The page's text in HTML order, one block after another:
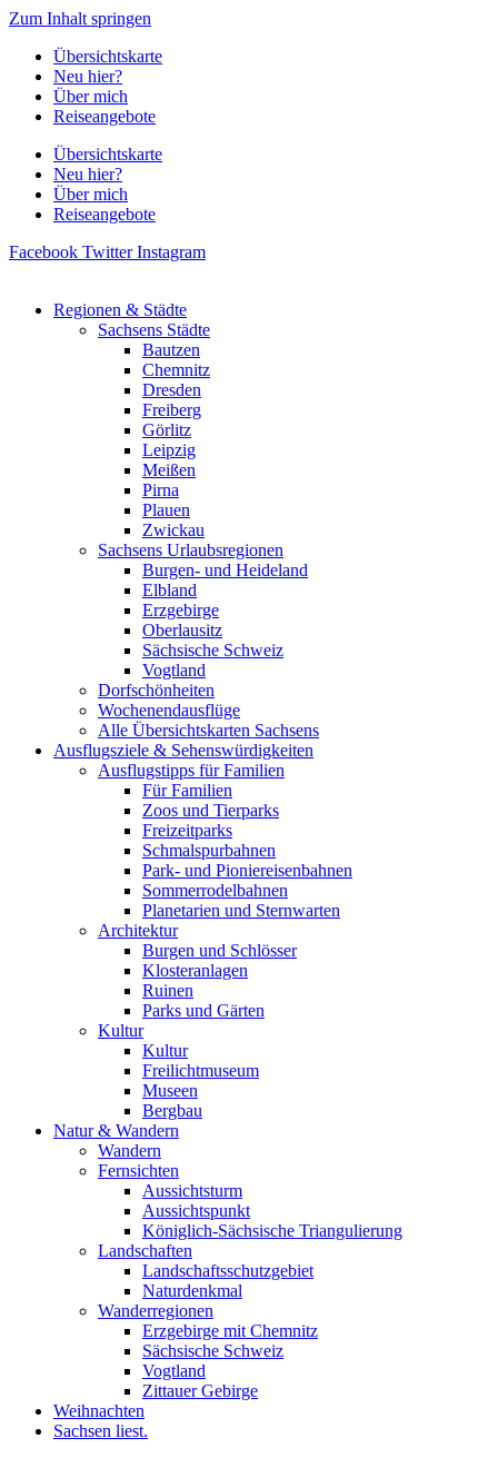
Zum Inhalt springen
Übersichtskarte
Neu hier?
Über mich
Reiseangebote
Übersichtskarte
Neu hier?
Über mich
Reiseangebote
Facebook Twitter Instagram
Regionen & Städte
Sachsens Städte
Bautzen
Chemnitz
Dresden
Freiberg
Görlitz
Leipzig
Meißen
Pirna
Plauen
Zwickau
Sachsens Urlaubsregionen
Burgen- und Heideland
Elbland
Erzgebirge
Oberlausitz
Sächsische Schweiz
Vogtland
Dorfschönheiten
Wochenendausflüge
Alle Übersichtskarten Sachsens
Ausflugsziele & Sehenswürdigkeiten
Ausflugstipps für Familien
Für Familien
Zoos und Tierparks
Freizeitparks
Schmalspurbahnen
Park- und Pioniereisenbahnen
Sommerrodelbahnen
Planetarien und Sternwarten
Architektur
Burgen und Schlösser
Klosteranlagen
Ruinen
Parks und Gärten
Kultur
Kultur
Freilichtmuseum
Museen
Bergbau
Natur & Wandern
Wandern
Fernsichten
Aussichtsturm
Aussichtspunkt
Königlich-Sächsische Triangulierung
Landschaften
Landschaftsschutzgebiet
Naturdenkmal
Wanderregionen
Erzgebirge mit Chemnitz
Sächsische Schweiz
Vogtland
Zittauer Gebirge
Weihnachten
Sachsen liest.